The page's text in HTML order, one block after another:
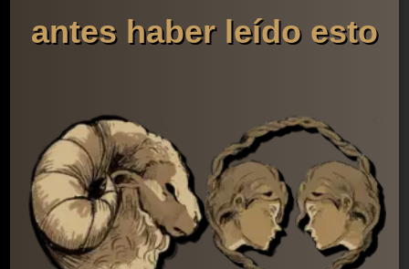
antes haber leído esto